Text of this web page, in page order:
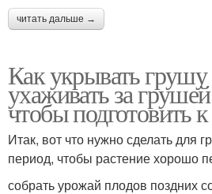
читать дальше →
Как укрывать
ухаживать за
чтобы подготовить
Итак, вот что нужно сделать для
период, чтобы растение хорошо
собрать урожай плодов поздних